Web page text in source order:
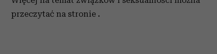
przeczytać na stronie .